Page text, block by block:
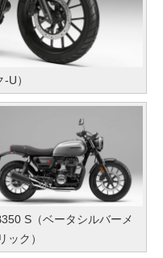
U）
S（ベータシルバーメ
ック）